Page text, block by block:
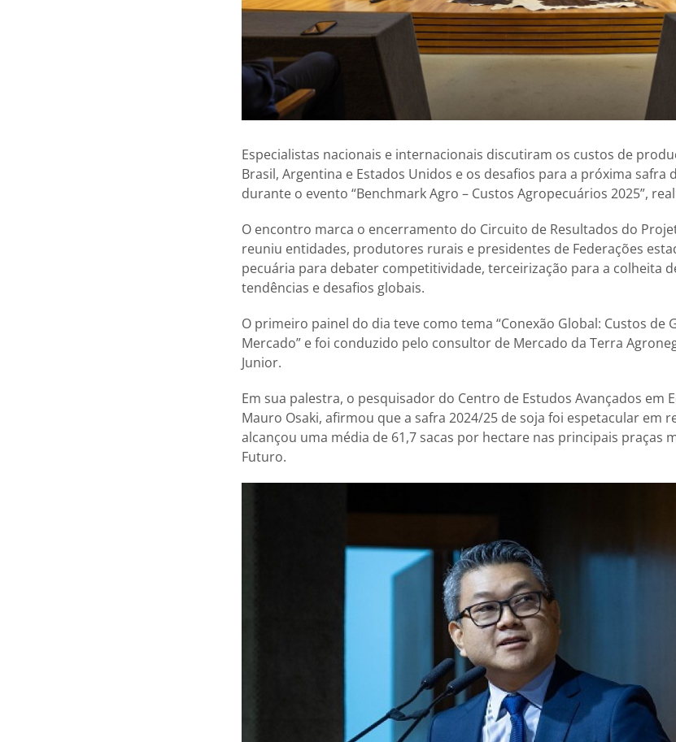
Especialistas nacionais e internacionais discutiram os custos de
Brasil, Argentina e Estados Unidos e os desafios para a próxima safra
durante o evento “Benchmark Agro – Custos Agropecuários 2025”,
O encontro marca o encerramento do Circuito de Resultados do
reuniu entidades, produtores rurais e presidentes de Federações
pecuária para debater competitividade, terceirização para a colheita
tendências e desafios globais.
O primeiro painel do dia teve como tema “Conexão Global: Custos de
Mercado” e foi conduzido pelo consultor de Mercado da Terra
Junior.
Em sua palestra, o pesquisador do Centro de Estudos Avançados em
Mauro Osaki, afirmou que a safra 2024/25 de soja foi espetacular em
alcançou uma média de 61,7 sacas por hectare nas principais praças
Futuro.